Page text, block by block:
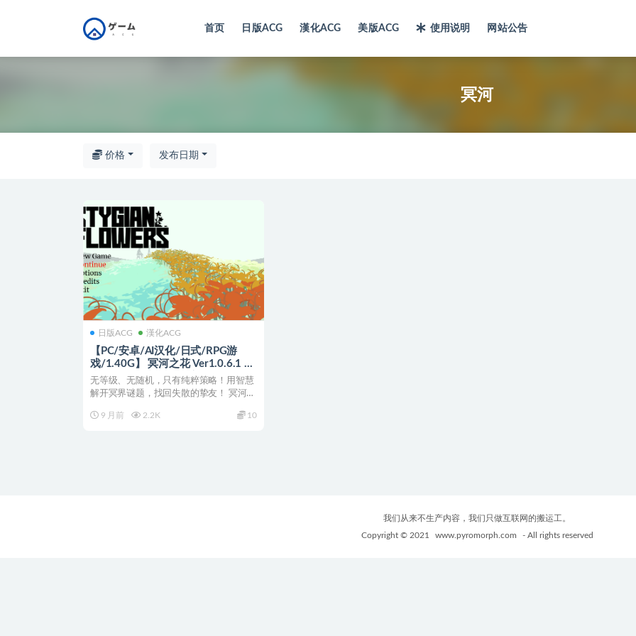
首页 日版ACG 漢化ACG 美版ACG 使用说明 网站公告
冥河
价格 发布日期
日版ACG 漢化ACG
【PC/安卓/AI汉化/日式/RPG游
戏/1.40G】 冥河之花 Ver1.0.6.1 内
嵌AI汉化步兵版+PC+安卓+日式
RPG游戏+1.40G
无等级、无随机，只有纯粹策略！用智慧
解开冥界谜题，找回失散的挚友！ 冥河之
9 月前
2.2K 10
我们从来不生产内容，我们只做互联网的搬运工。
Copyright © 2021
www.pyromorph.com - All rights reserved